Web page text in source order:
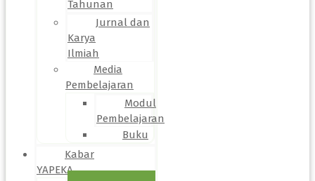
Tahunan
Jurnal dan
Karya
Ilmiah
Media
Pembelajaran
Modul
Pembelajaran
Buku
Kabar
YAPEKA